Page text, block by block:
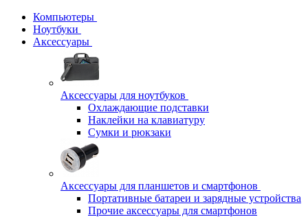
Компьютеры
Ноутбуки
Аксессуары
Аксессуары для ноутбуков
Охлаждающие подставки
Наклейки на клавиатуру
Сумки и рюкзаки
Аксессуары для планшетов и смартфонов
Портативные батареи и зарядные устройства
Прочие аксессуары для смартфонов